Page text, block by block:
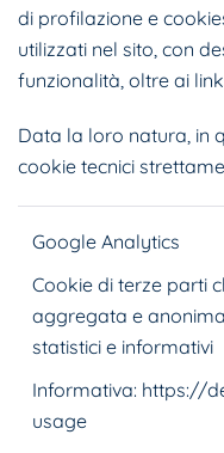
di profilazione e
utilizzati nel sito, con
funzionalità, oltre ai
Data la loro natura, in
cookie tecnici
Google Analytics
Cookie di terze parti
aggregata e
statistici e informativi
Informativa: https://
usage